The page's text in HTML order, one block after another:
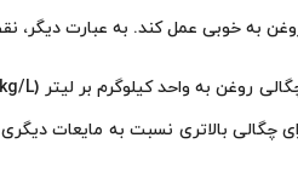
نقطه اشتعال روغن 230 درجه سانتی‌گراد و نقطه ریزش آن
چگالی بالاتری نسبت به مایعات